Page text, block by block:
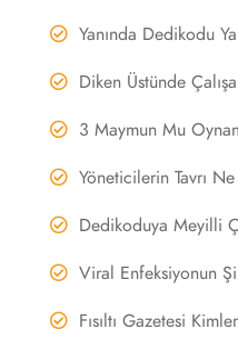
Yanında Dedikodu
Diken Üstünde
3 Maymun Mu
Yöneticilerin Tavrı
Dedikoduya Meyilli
Viral Enfeksiyonun
Fısıltı Gazetesi